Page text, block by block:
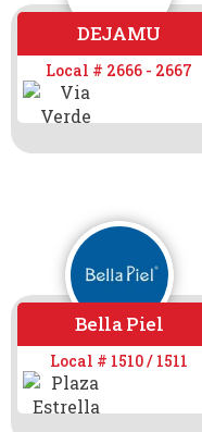
DEJAMU
Local # 2666 - 2667
Bella Piel
Local # 1510 / 1511